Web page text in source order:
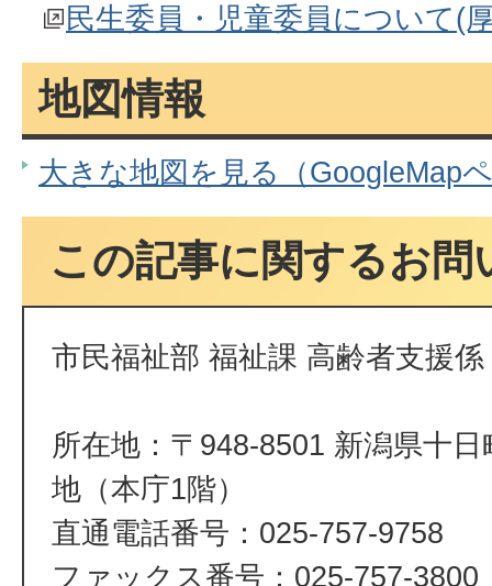
民生委員・児童委員について(
地図情報
大きな地図を見る（GoogleMap
この記事に関するお問
市民福祉部 福祉課 高齢者支援係
所在地：〒948-8501 新潟県十
地（本庁1階）
直通電話番号：025-757-9758
ファックス番号：025-757-3800